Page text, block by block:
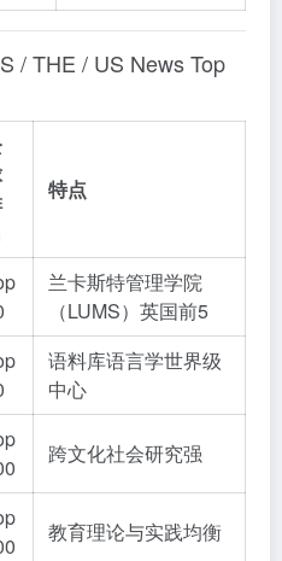
/ THE / US News Top
特点
兰卡斯特管理学院
（LUMS）英国前5
语料库语言学世界级
中心
跨文化社会研究强
教育理论与实践均衡